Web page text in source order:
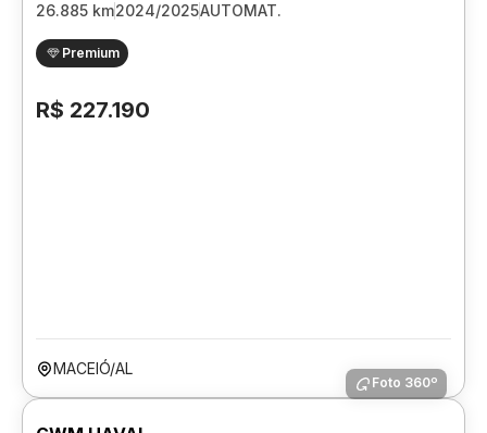
26.885 km2024/2025AUTOMAT.
Premium
R$ 227.190
MACEIÓ/AL
Foto 360º